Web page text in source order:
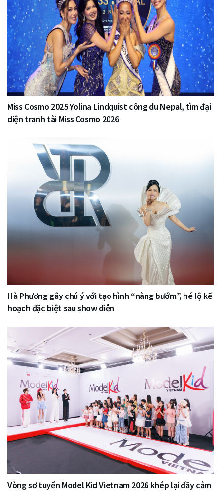
Miss Cosmo 2025 Yolina Lindquist công du Nepal, tìm đại
diện tranh tài Miss Cosmo 2026
Hà Phương gây chú ý với tạo hình “nàng bướm”, hé lộ kế
hoạch đặc biệt sau show diễn
Vòng sơ tuyển Model Kid Vietnam 2026 khép lại đầy cảm